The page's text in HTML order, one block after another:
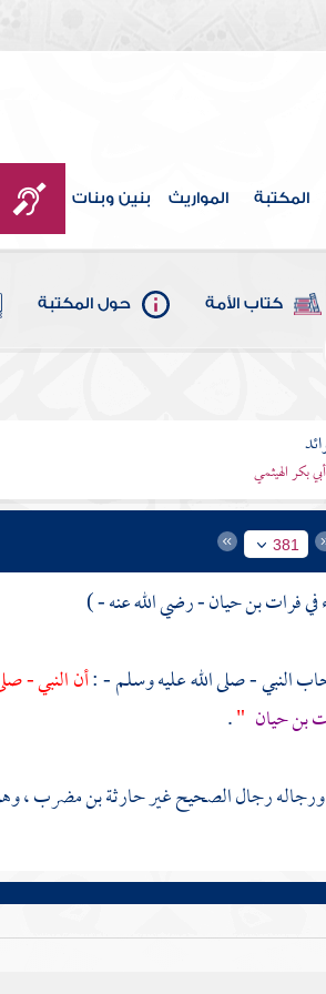
المكتبة المواريث بنين وبنات
كتاب الأمة حول المكتبة
بكر الهيثمي
381
فرات بن حيان- رضي الله عنه - )
أن النبي -
بن حيان "
.
رجال الصحيح غيرحارثة بن مضرب،